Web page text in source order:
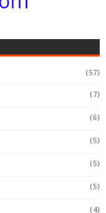
(57)
(7)
(6)
(5)
(5)
(5)
(4)